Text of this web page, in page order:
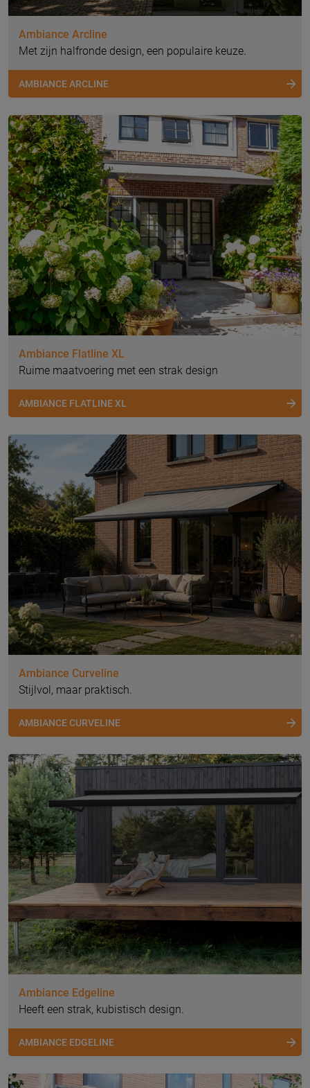
Ambiance Arcline
Met zijn halfronde design, een populaire keuze.
AMBIANCE ARCLINE
Ambiance Flatline XL
Ruime maatvoering met een strak design
AMBIANCE FLATLINE XL
Ambiance Curveline
Stijlvol, maar praktisch.
AMBIANCE CURVELINE
Ambiance Edgeline
Heeft een strak, kubistisch design.
AMBIANCE EDGELINE